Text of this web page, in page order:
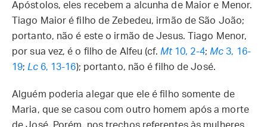
Apóstolos, eles recebem a alcunha de Maior e Menor.
Tiago Maior é filho de Zebedeu, irmão de São João;
portanto, não é este o irmão de Jesus. Tiago Menor,
por sua vez, é o filho de Alfeu (cf. Mt10, 2-4; Mc 3, 16-
19; Lc6, 13-16); portanto, não é filho de José.
Alguém poderia alegar que ele é filho somente de
Maria, que se casou com outro homem após a morte